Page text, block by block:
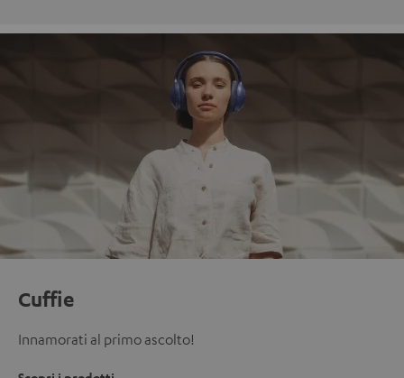
Cuffie
Innamorati al primo ascolto!